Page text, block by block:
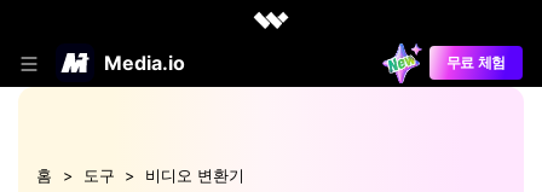
Media.io 무료 체험
홈 도구 비디오 변환기